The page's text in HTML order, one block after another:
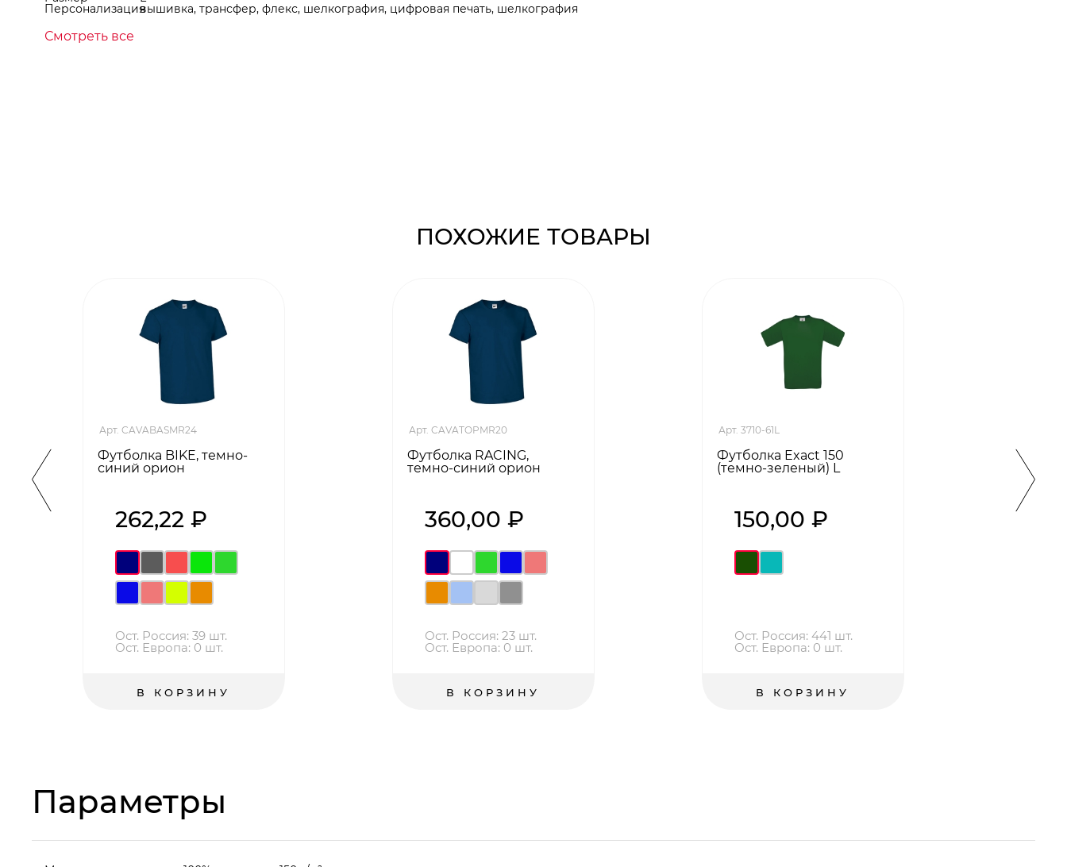
Персонализациявышивка, трансфер, флекс, шелкография, цифровая печать, шелкография
Смотреть все
ПОХОЖИЕ ТОВАРЫ
Арт. CAVABASMR24
Футболка BIKE, темно-
синий орион
262,22 ₽
Ост. Россия: 39 шт.
Ост. Европа: 0 шт.
В КОРЗИНУ
Арт. CAVATOPMR20
Футболка RACING,
темно-синий орион
360,00 ₽
Ост. Россия: 23 шт.
Ост. Европа: 0 шт.
В КОРЗИНУ
Арт. 3710-61L
Футболка Exact 150
(темно-зеленый) L
150,00 ₽
Ост. Россия: 441 шт.
Ост. Европа: 0 шт.
В КОРЗИНУ
XS
Параметры